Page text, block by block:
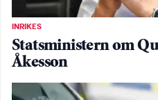
INRIKES
Statsministern om
Åkesson